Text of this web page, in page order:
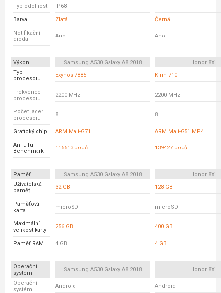
Typ odolnosti IP68 -
Barva Zlatá Černá
Notifikační
dioda
Ano Ano
Výkon Samsung A530 Galaxy A8 2018
Honor 8X
Typ
procesoru
Exynos 7885 Kirin 710
Frekvence
procesoru
2200 MHz 2200 MHz
Počet jader
procesoru
8 8
Grafický chip ARM Mali-G71 ARM Mali-G51 MP4
AnTuTu
Benchmark
116613 bodů 139427 bodů
Paměť Samsung A530 Galaxy A8 2018
Honor 8X
Uživatelská
paměť
32 GB 128 GB
Paměťová
karta
microSD microSD
Maximální
velikost karty
256 GB 400 GB
Paměť RAM 4 GB 4 GB
Operační
systém
Samsung A530 Galaxy A8 2018 Honor 8X
Operační
systém
Android Android